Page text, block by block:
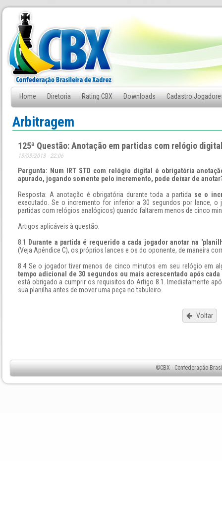
Home Diretoria Rating CBX Downloads Cadastro
Fale Conosco
Arbitragem
125ª Questão: Anotação em partidas com relógio
13/03/2013 - 22:06
Pergunta: Num IRT STD com relógio digital é obrigatória
apurado, jogando somente pelo incremento, pode deixar de
Resposta: A anotação é obrigatória durante toda a partida se o
executado. Se o incremento for inferior a 30 segundos por lance,
partidas com relógios analógicos) quando faltarem menos de cinco
Artigos aplicáveis à questão:
8.1
Durante a partida é requerido a cada jogador anotar na
(Veja Apêndice C), os próprios lances e os do oponente, de maneira
8.4 Se o jogador tiver menos de cinco minutos em seu relógio em
tempo adicional de 30 segundos ou mais acrescentado após
está obrigado a cumprir os requisitos do Artigo 8.1. Imediatamente
sua planilha antes de mover uma peça no tabuleiro.
Voltar
©CBX - Confederação